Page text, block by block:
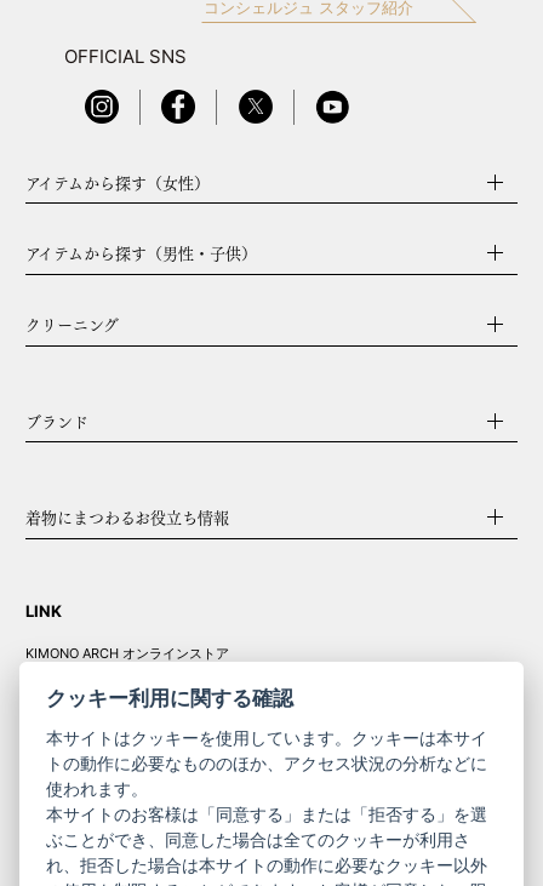
コンシェルジュ スタッフ紹介
OFFICIAL SNS
アイテムから探す（女性）
アイテムから探す（男性・子供）
クリーニング
ブランド
着物にまつわるお役立ち情報
LINK
KIMONO ARCH オンラインストア
コーポレート
サイト
きものやまと振
袖
サイト
クッキー利用に関する確認
本サイトはクッキーを使用しています。クッキーは本サイ
トの動作に必要なもののほか、アクセス状況の分析などに
使われます。
本サイトのお客様は「同意する」または「拒否する」を選
ぶことができ、同意した場合は全てのクッキーが利用さ
れ、拒否した場合は本サイトの動作に必要なクッキー以外